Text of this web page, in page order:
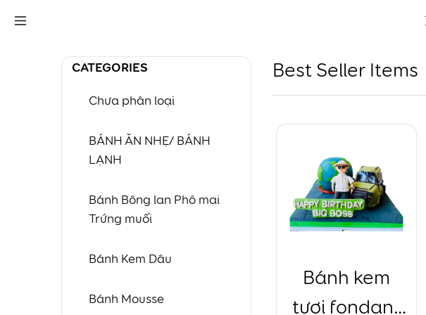
Best Seller Items
Bánh kem
tươi fondant
CATEGORIES
Chưa phân loại
BÁNH ĂN NHẸ/ BÁNH
LẠNH
Bánh Bông lan Phô mai
Trứng muối
Bánh Kem Dâu
Bánh Mousse